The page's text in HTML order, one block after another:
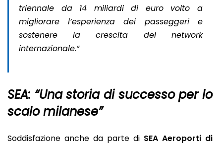
triennale da 14 miliardi di euro volto a
migliorare l’esperienza dei passeggeri e
sostenere la crescita del network
internazionale.”
SEA: “Una storia di successo per lo
scalo milanese”
Soddisfazione anche da parte di SEA Aeroporti di